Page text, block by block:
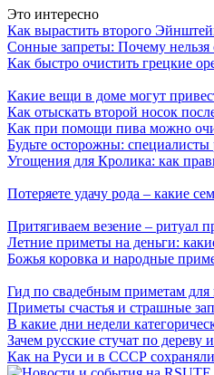
Это интересно
Как вырастить второго
Сонные запреты: Почему нельзя
Как быстро очистить грецкие
Какие вещи в доме могут
Как отыскать второй носок
Как при помощи пива можно
Будьте осторожны: специалисты
Угощения для Кролика: как
Потеряете удачу рода – какие
Притягиваем везение – ритуал
Летние приметы на деньги:
Божья коровка и народные
Гид по свадебным приметам
Приметы счастья и страшные
В какие дни недели
Зачем русские стучат по дереву
Как на Руси и в СССР